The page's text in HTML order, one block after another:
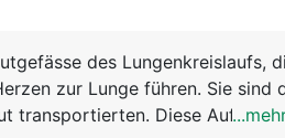
des Lungenkreislaufs,
zur Lunge führen. Sie sind
transportierten. Diese Aufgabe